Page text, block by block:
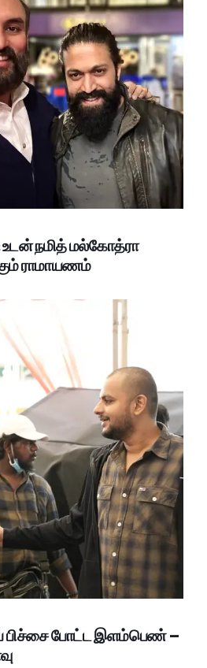
நமித் மல்கோத்ரா
ராமாயணம்
பிச்சை போட்ட இளம்பெண் –